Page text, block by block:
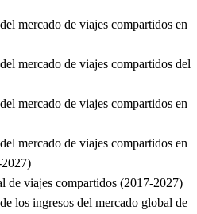
mercado de viajes compartidos en
mercado de viajes compartidos del
mercado de viajes compartidos en
mercado de viajes compartidos en
de viajes compartidos (2017-2027)
los ingresos del mercado global de